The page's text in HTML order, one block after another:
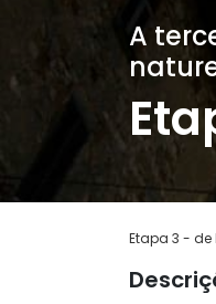
A
Etapa 3 -